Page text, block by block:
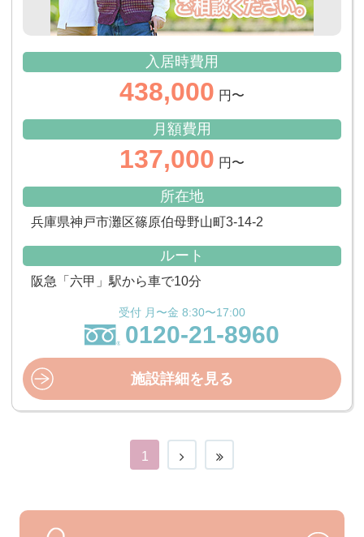
入居時費用
438,000 円〜
月額費用
137,000 円〜
所在地
兵庫県神戸市灘区篠原伯母野山町3-14-2
ルート
阪急「六甲」駅から車で10分
受付 月〜金 8:30〜17:00
0120-21-8960
施設詳細を見る
1